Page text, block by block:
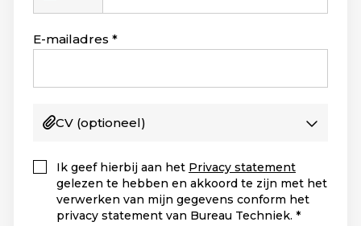
Staten
+1
E-mailadres
CV (optioneel)
Ik geef hierbij aan het Privacy statement
gelezen te hebben en akkoord te zijn met het
verwerken van mijn gegevens conform het
privacy statement van Bureau Techniek.